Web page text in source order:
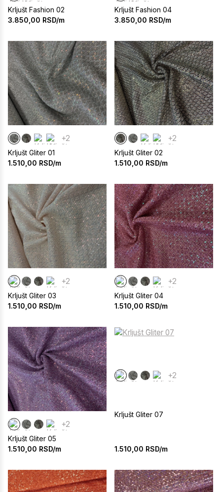
Krljušt Fashion 02
3.850,00 RSD/m
Krljušt Fashion 04
3.850,00 RSD/m
+2
Krljušt Gliter 01
1.510,00 RSD/m
+2
Krljušt Gliter 02
1.510,00 RSD/m
+2
Krljušt Gliter 03
1.510,00 RSD/m
+2
Krljušt Gliter 04
1.510,00 RSD/m
+2
Krljušt Gliter 05
1.510,00 RSD/m
+2
Krljušt Gliter 07
1.510,00 RSD/m